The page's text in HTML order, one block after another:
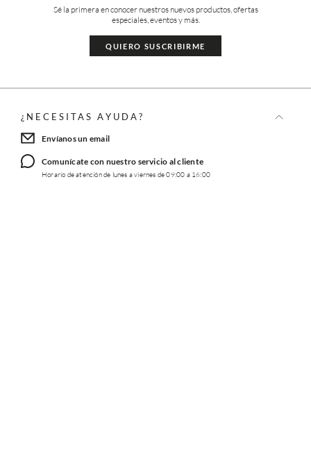
Sé la primera en conocer nuestros nuevos productos, ofertas
especiales, eventos y más.
QUIERO SUSCRIBIRME
¿NECESITAS AYUDA?
Envíanos un email
Comunícate con nuestro servicio al cliente
Horario de atención de lunes a viernes de 09:00 a 16:00